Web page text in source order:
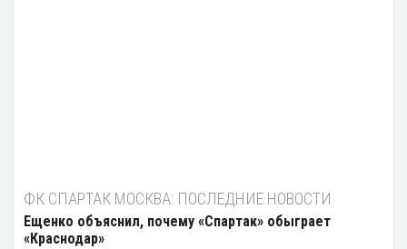
ФК СПАРТАК МОСКВА: ПОСЛЕДНИЕ НОВОСТИ
Ещенко объяснил, почему «Спартак» обыграет
«Краснодар»